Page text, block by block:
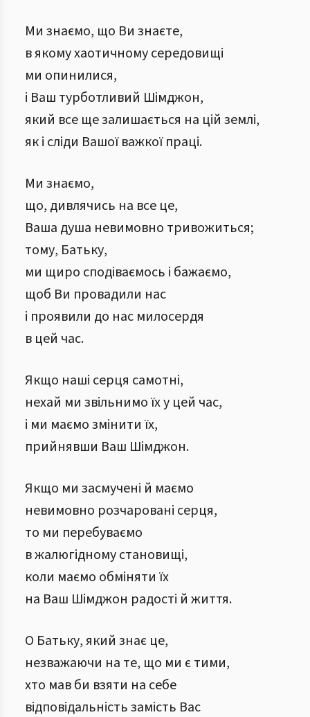
Ми знаємо, що Ви знаєте,
в якому хаотичному середовищі
ми опинилися,
і Ваш турботливий Шімджон,
який все ще залишається на цій землі,
як і сліди Вашої важкої праці.
Ми знаємо,
що, дивлячись на все це,
Ваша душа невимовно тривожиться;
тому, Батьку,
ми щиро сподіваємось і бажаємо,
щоб Ви провадили нас
і проявили до нас милосердя
в цей час.
Якщо наші серця самотні,
нехай ми звільнимо їх у цей час,
і ми маємо змінити їх,
прийнявши Ваш Шімджон.
Якщо ми засмучені й маємо
невимовно розчаровані серця,
то ми перебуваємо
в жалюгідному становищі,
коли маємо обміняти їх
на Ваш Шімджон радості й життя.
О Батьку, який знає це,
незважаючи на те, що ми є тими,
хто мав би взяти на себе
відповідальність замість Вас